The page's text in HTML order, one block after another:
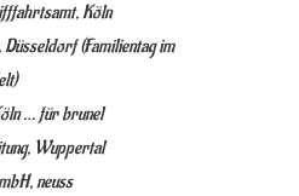
Köln
(Familientag im
… für brunel
Wuppertal
neuss